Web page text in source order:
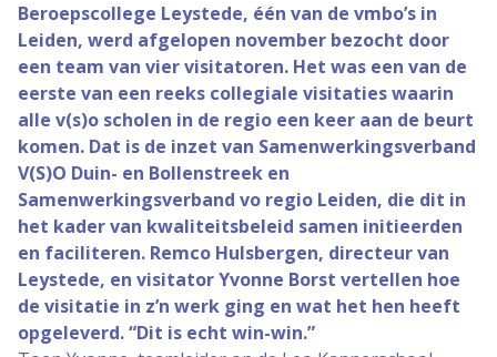
Beroepscollege Leystede, één van de vmbo’s in
Leiden, werd afgelopen november bezocht door
een team van vier visitatoren. Het was een van de
eerste van een reeks collegiale visitaties waarin
alle v(s)o scholen in de regio een keer aan de beurt
komen. Dat is de inzet van Samenwerkingsverband
V(S)O Duin- en Bollenstreek en
Samenwerkingsverband vo regio Leiden, die dit in
het kader van kwaliteitsbeleid samen initieerden
en faciliteren. Remco Hulsbergen, directeur van
Leystede, en visitator Yvonne Borst vertellen hoe
de visitatie in z’n werk ging en wat het hen heeft
opgeleverd. “Dit is echt win-win.”